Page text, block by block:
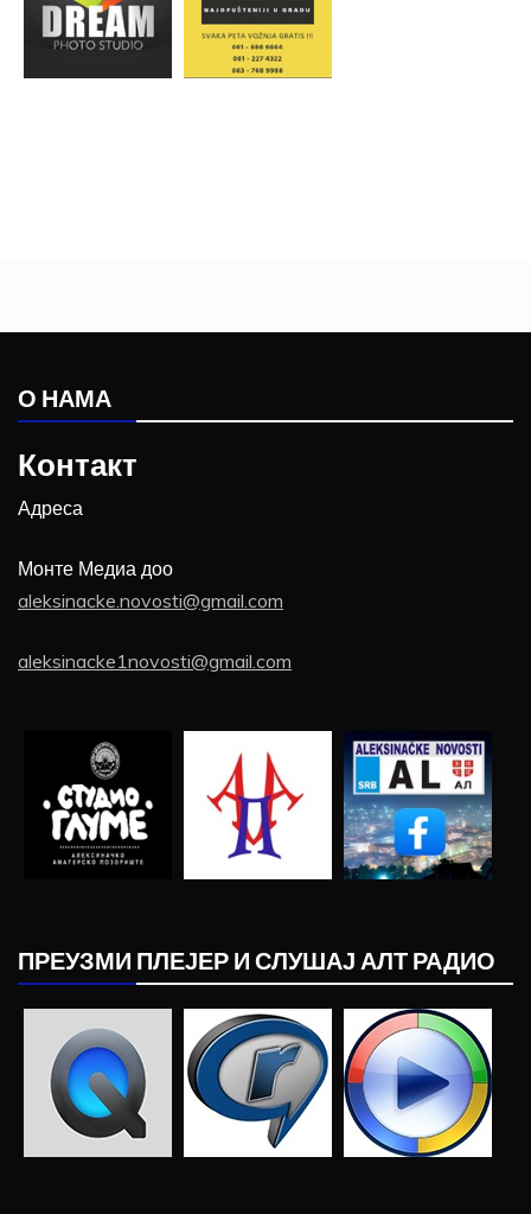
О НАМА
Контакт
Адреса
Монте Медиа доо
aleksinacke.novosti@gmail.com
aleksinacke1novosti@gmail.com
ПРЕУЗМИ ПЛЕЈЕР И СЛУШАЈ АЛТ РАДИО